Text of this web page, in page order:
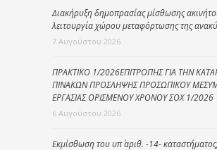
Διακήρυξη δημοπρασίας μίσθωσης
λειτουργία χώρου μεταφόρτωσης της
7 Αυγούστου 2026
ΠΡΑΚΤΙΚΟ 1/2026ΕΠΙΤΡΟΠΗΣ ΓΙΑ ΤΗΝ
ΠΙΝΑΚΩΝ ΠΡΟΣΛΗΨΗΣ ΠΡΟΣΩΠΙΚΟΥ
ΕΡΓΑΣΙΑΣ ΟΡΙΣΜΕΝΟΥ ΧΡΟΝΟΥ ΣΟΧ 1/2026
6 Αυγούστου 2026
Εκμίσθωση του υπ΄ αριθ. -14- καταστήματος,